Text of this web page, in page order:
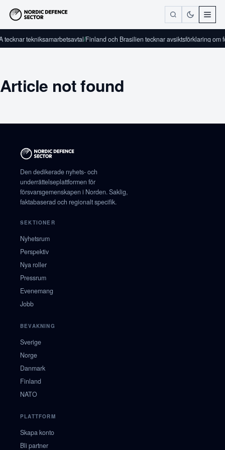
tecknar tekniksamarbetsavtal/Finland och Brasilien tecknar avsiktsförklaring om
Article not found
Den dedikerade nyhets- och
underrättelseplattformen för
försvarsgemenskapen i Norden. Saklig,
faktabaserad och regionalt specifik.
SEKTIONER
Nyhetsrum
Perspektiv
Nya roller
Pressrum
Evenemang
Jobb
BEVAKNING
Sverige
Norge
Danmark
Finland
NATO
PLATTFORM
Skapa konto
Bli partner